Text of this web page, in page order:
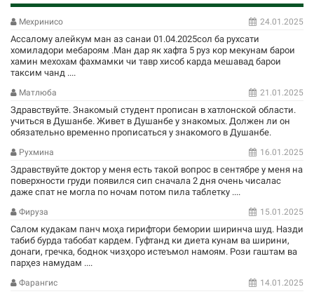
Мехринисо 24.01.2025
Ассалому алейкум ман аз санаи 01.04.2025сол ба рухсати
хомиладори мебароям .Ман дар як хафта 5 руз кор мекунам барои
хамин мехохам фахмамки чи тавр хисоб карда мешавад барои
таксим чанд ....
Матлюба 21.01.2025
Здравствуйте. Знакомый студент прописан в хатлонской области.
учиться в Душанбе. Живет в Душанбе у знакомых. Должен ли он
обязательно временно прописаться у знакомого в Душанбе.
Рухмина 16.01.2025
Здравствуйте доктор у меня есть такой вопрос в сентябре у меня на
поверхности груди появился сип сначала 2 дня очень чисалас
даже спат не могла по ночам потом пила таблетку ....
Фируза 15.01.2025
Салом кудакам панч моҳа гирифтори бемории ширинча шуд. Назди
табиб бурда табобат кардем. Гуфтанд ки диета кунам ва ширини,
донаги, гречка, боднок чизҳоро истеъмол намоям. Рози гаштам ва
парҳез намудам ....
Фарангис 14.01.2025